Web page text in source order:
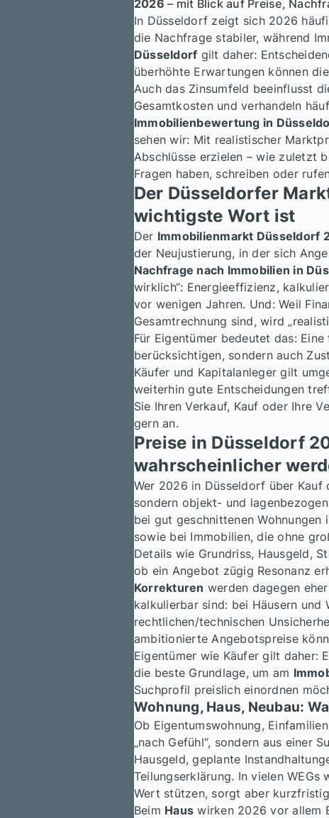
2026 – mit Blick auf Preise,
In Düsseldorf zeigt sich 2026
die Nachfrage stabiler, während
Düsseldorf gilt daher:
überhöhte Erwartungen können
Auch das Zinsumfeld beeinflusst
Gesamtkosten und verhandeln
Immobilienbewertung in
sehen wir: Mit realistischer
Abschlüsse erzielen – wie zuletzt
Fragen haben, schreiben oder
Der Düsseldorfer
wichtigste Wort ist
Der Immobilienmarkt Düsseldorf
der Neujustierung, in der sich
Nachfrage nach Immobilien in
wirklich“: Energieeffizienz,
vor wenigen Jahren. Und: Weil
Gesamtrechnung sind, wird
Für Eigentümer bedeutet das:
berücksichtigen, sondern auch
Käufer und Kapitalanleger gilt
weiterhin gute Entscheidungen
Sie Ihren Verkauf, Kauf oder Ihre
gern an.
Preise in Düsseldorf
wahrscheinlicher
Wer 2026 in Düsseldorf über Kauf
sondern objekt- und
bei gut geschnittenen
sowie bei Immobilien, die ohne
Details wie Grundriss, Hausgeld,
ob ein Angebot zügig Resonanz
Korrekturen werden dagegen
kalkulierbar sind: bei Häusern
rechtlichen/technischen
ambitionierte Angebotspreise
Eigentümer wie Käufer gilt daher:
die beste Grundlage, um am
Suchprofil preislich einordnen
Wohnung, Haus, Neubau:
Ob Eigentumswohnung,
„nach Gefühl“, sondern aus einer
Hausgeld, geplante
Teilungserklärung. In vielen
Wert stützen, sorgt aber
Beim Haus wirken 2026 vor allem